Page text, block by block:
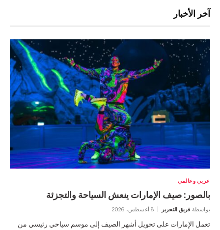
آخر الأخبار
عربي وعالمي
بالصور: صيف الإمارات ينعش السياحة والتجزئة
بواسطة فريق التحرير 8 أغسطس، 2026
تعمل الإمارات على تحويل أشهر الصيف إلى موسم سياحي رئيسي من